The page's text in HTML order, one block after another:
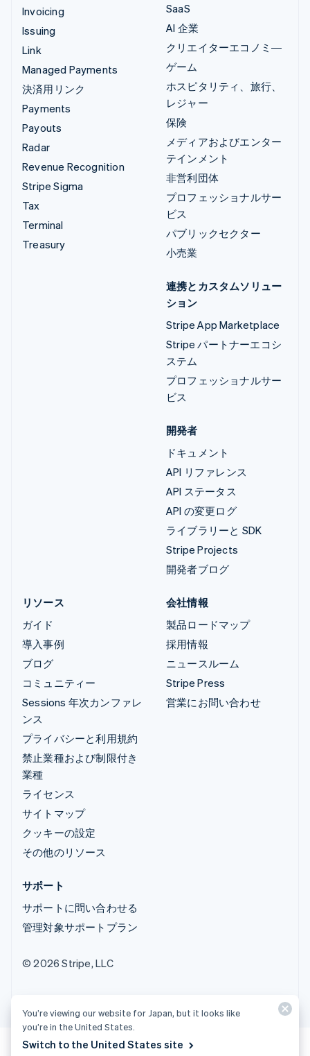
Invoicing
Issuing
Link
Managed Payments
決済用リンク
Payments
Payouts
Radar
Revenue Recognition
Stripe Sigma
Tax
Terminal
Treasury
SaaS
AI 企業
クリエイターエコノミ―
ゲーム
ホスピタリティ、旅行、
レジャー
保険
メディアおよびエンター
テインメント
非営利団体
プロフェッショナルサー
ビス
パブリックセクター
小売業
連携とカスタムソリュー
ション
Stripe App Marketplace
Stripe パートナーエコシ
ステム
プロフェッショナルサー
ビス
開発者
ドキュメント
API リファレンス
API ステータス
API の変更ログ
ライブラリーと SDK
Stripe Projects
開発者ブログ
リソース
ガイド
導入事例
ブログ
コミュニティー
Sessions 年次カンファレ
ンス
プライバシーと利用規約
禁止業種および制限付き
業種
ライセンス
サイトマップ
クッキーの設定
その他のリソース
会社情報
製品ロードマップ
採用情報
ニュースルーム
Stripe Press
営業にお問い合わせ
サポート
サポートに問い合わせる
管理対象サポートプラン
© 2026 Stripe, LLC
You’re viewing our website for Japan, but it looks like
you’re in the United States.
Switch to the United States site